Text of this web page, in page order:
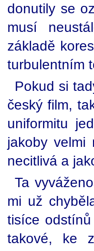
donutily se
musí
základě
turbulentním
Pokud si
český film,
uniformitu
jakoby velmi
necitlivá a
Ta
mi už
tisíce
takové, ke